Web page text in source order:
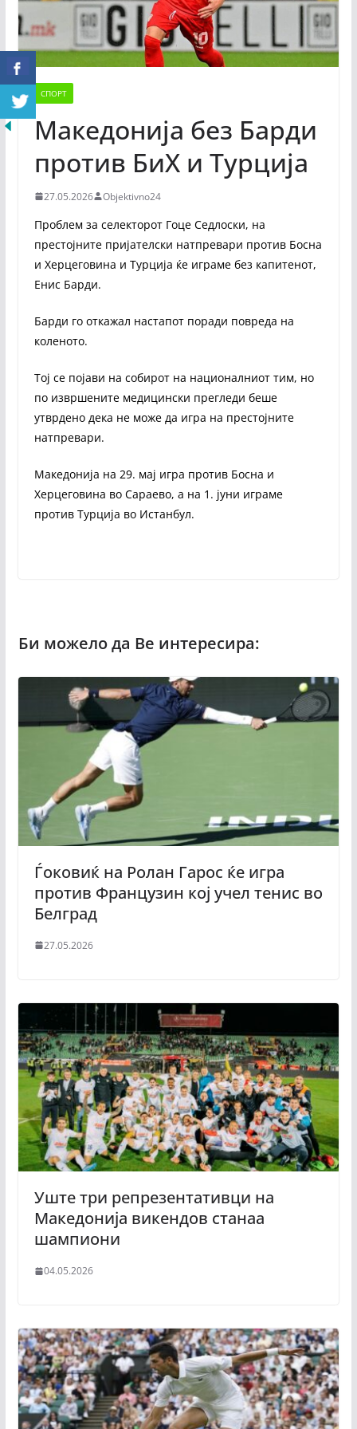
СПОРТ
Македонија без Барди
против БиХ и Турција
27.05.2026 Objektivno24
Проблем за селекторот Гоце Седлоски, на
престојните пријателски натпревари против Босна
и Херцеговина и Турција ќе играме без капитенот,
Енис Барди.
Барди го откажал настапот поради повреда на
коленото.
Тој се појави на собирот на националниот тим, но
по извршените медицински прегледи беше
утврдено дека не може да игра на престојните
натпревари.
Македонија на 29. мај игра против Босна и
Херцеговина во Сараево, а на 1. јуни играме
против Турција во Истанбул.
Ѓоковиќ на Ролан Гарос ќе игра
против Французин кој учел тенис во
Белград
27.05.2026
Уште три репрезентативци на
Македонија викендов станаа
шампиони
04.05.2026